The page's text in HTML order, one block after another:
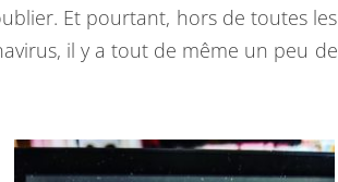
Et pourtant, hors de toutes les
il y a tout de même un peu de